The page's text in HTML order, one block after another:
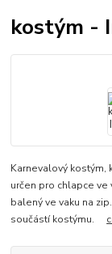
kostým -
Karnevalový kostým,
určen pro chlapce ve
balený ve vaku na
součástí kostýmu.